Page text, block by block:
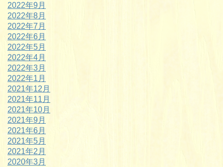
2022年9月
2022年8月
2022年7月
2022年6月
2022年5月
2022年4月
2022年3月
2022年1月
2021年12月
2021年11月
2021年10月
2021年9月
2021年6月
2021年5月
2021年2月
2020年3月